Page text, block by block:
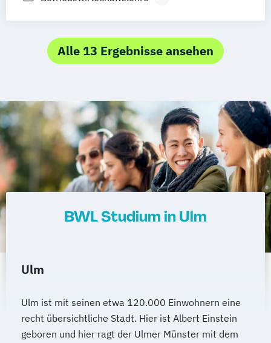
BWL-Versicherung
Alle 13 Ergebnisse ansehen
BWL Studium in Ulm
Ulm
Ulm ist mit seinen etwa 120.000 Einwohnern eine
recht übersichtliche Stadt. Hier ist Albert Einstein
geboren und hier ragt der Ulmer Münster mit dem